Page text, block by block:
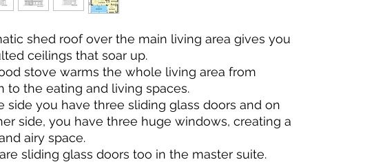
shed roof over the main living area gives you
ceilings that soar up.
stove warms the whole living area from
to the eating and living spaces.
side you have three sliding glass doors and on
side, you have three huge windows, creating a
airy space.
sliding glass doors too in the master suite.